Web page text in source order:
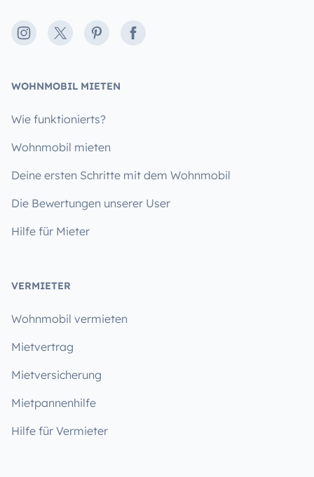
Instagram
X PinterestFacebook
WOHNMOBIL MIETEN
Wie funktionierts?
Wohnmobil mieten
Deine ersten Schritte mit dem Wohnmobil
Die Bewertungen unserer User
Hilfe für Mieter
VERMIETER
Wohnmobil vermieten
Mietvertrag
Mietversicherung
Mietpannenhilfe
Hilfe für Vermieter